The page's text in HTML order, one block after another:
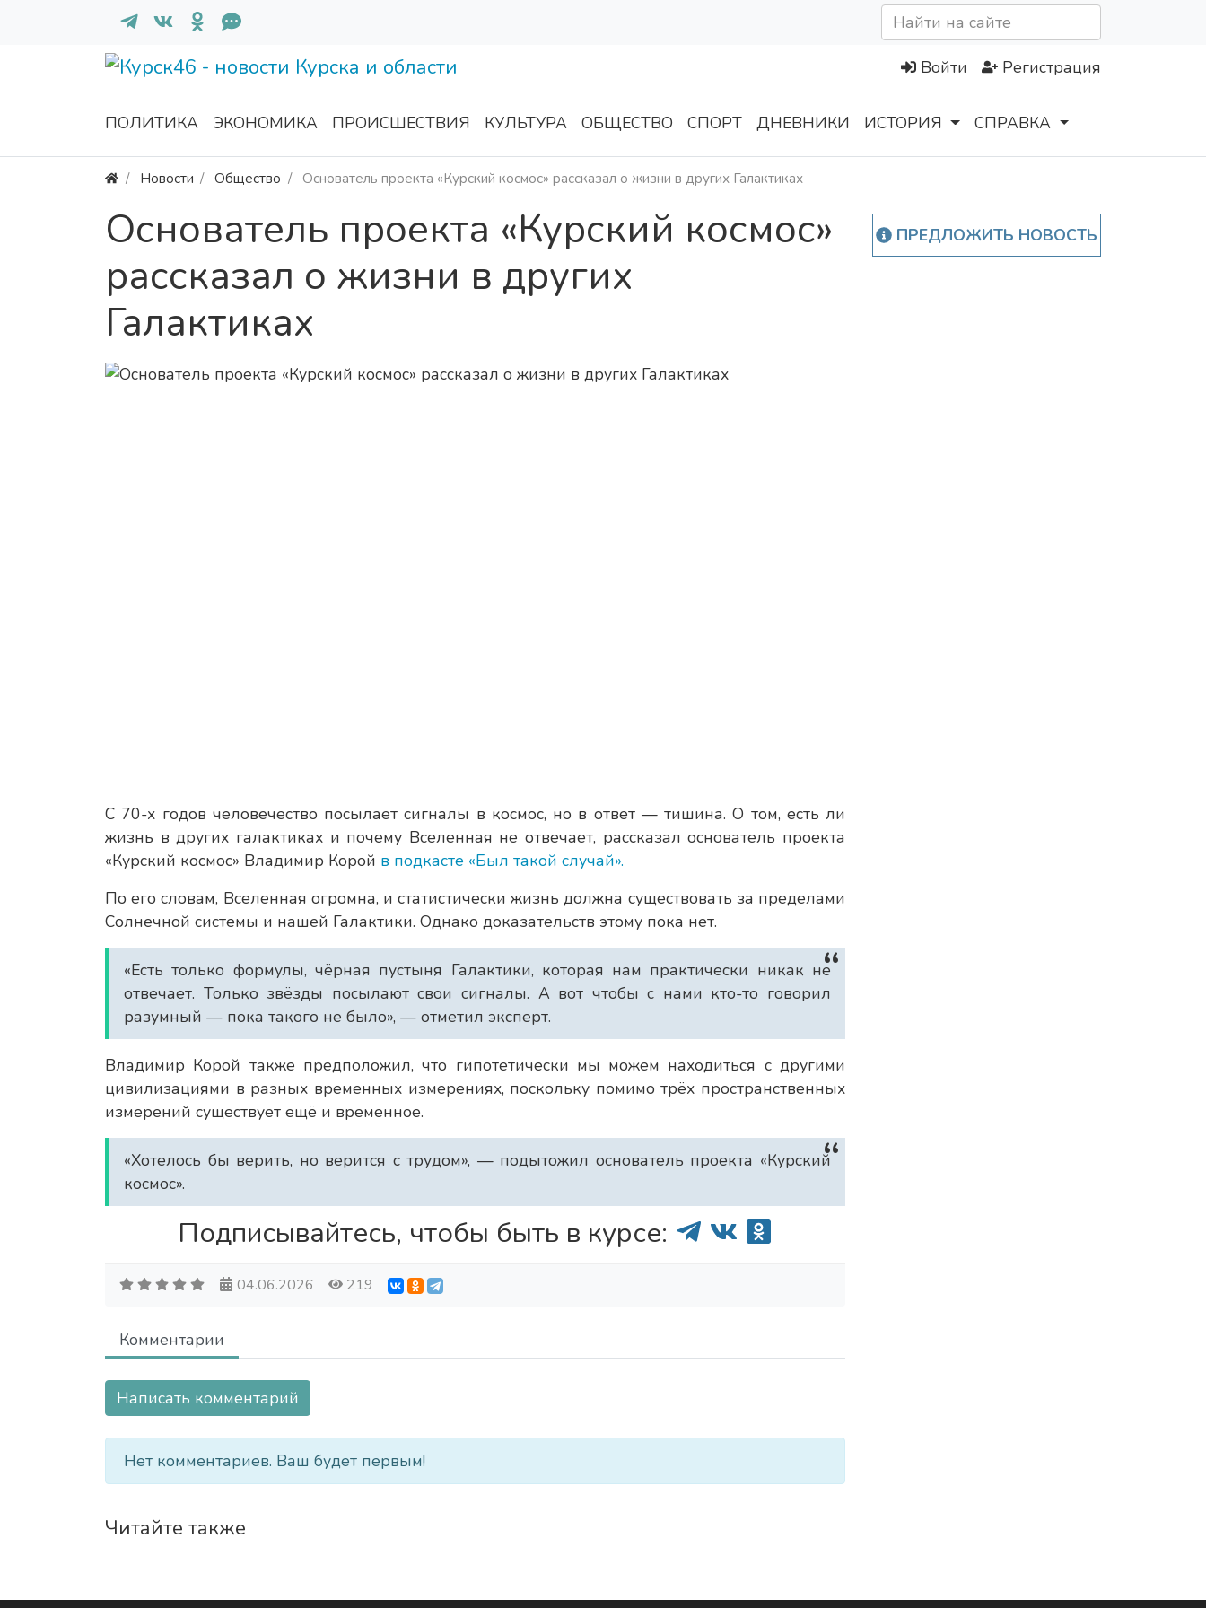
Войти Регистрация
ПОЛИТИКА ЭКОНОМИКА ПРОИСШЕСТВИЯ КУЛЬТУРА ОБЩЕСТВО СПОРТ ДНЕВНИКИ ИСТОРИЯ СПРАВКА
Новости Общество Основатель проекта «Курский космос» рассказал о жизни в других Галактиках
Основатель проекта «Курский космос»
рассказал о жизни в других
Галактиках
С 70-х годов человечество посылает сигналы в космос, но в ответ — тишина. О том, есть ли
жизнь в других галактиках и почему Вселенная не отвечает, рассказал основатель проекта
«Курский космос» Владимир Корой в подкасте «Был такой случай».
По его словам, Вселенная огромна, и статистически жизнь должна существовать за пределами
Солнечной системы и нашей Галактики. Однако доказательств этому пока нет.
«Есть только формулы, чёрная пустыня Галактики, которая нам практически никак не
отвечает. Только звёзды посылают свои сигналы. А вот чтобы с нами кто-то говорил
разумный — пока такого не было», — отметил эксперт.
Владимир Корой также предположил, что гипотетически мы можем находиться с другими
цивилизациями в разных временных измерениях, поскольку помимо трёх пространственных
измерений существует ещё и временное.
«Хотелось бы верить, но верится с трудом», — подытожил основатель проекта «Курский
космос».
Подписывайтесь, чтобы быть в курсе:
04.06.2026 219
Комментарии
Написать комментарий
Нет комментариев. Ваш будет первым!
Читайте также
ПРЕДЛОЖИТЬ НОВОСТЬ